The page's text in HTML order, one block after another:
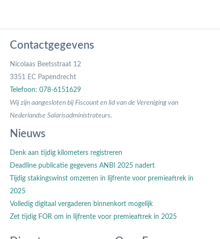
Contactgegevens
Nicolaas Beetsstraat 12
3351 EC Papendrecht
Telefoon: 078-6151629
Wij zijn aangesloten bij Fiscount en lid van de Vereniging van
Nederlandse Salarisadministrateurs.
Nieuws
Denk aan tijdig kilometers registreren
Deadline publicatie gegevens ANBI 2025 nadert
Tijdig stakingswinst omzetten in lijfrente voor premieaftrek in
2025
Volledig digitaal vergaderen binnenkort mogelijk
Zet tijdig FOR om in lijfrente voor premieaftrek in 2025